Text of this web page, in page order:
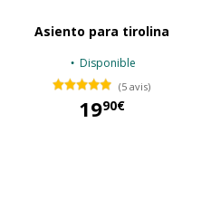
Asiento para tirolina
Disponible
(5 avis)
1990€